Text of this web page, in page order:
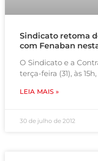
Sindicato retoma
com Fenaban
O Sindicato e a
terça-feira (31), às
LEIA MAIS »
30 de julho de 2012